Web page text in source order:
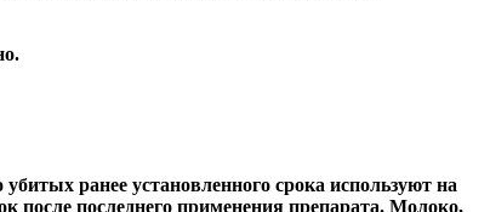
ранее установленного срока используют на
после последнего применения препарата. Молоко,